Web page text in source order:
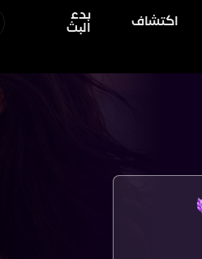
اكتشاف
بدء
البث